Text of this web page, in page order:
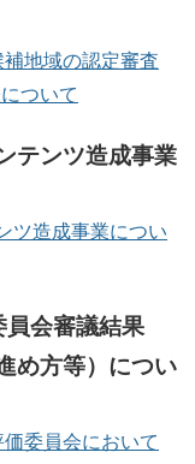
地域の認定審査
ついて
テンツ造成事業
ツ造成事業につい
会審議結果
め方等）につい
委員会において